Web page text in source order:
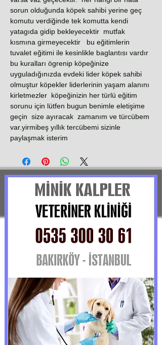
sorun olduğunda köpek sahibi yerine geç
komutu verdiğinde tek komutta kendi
yatagıda gidip bekleyecektir mutfak
kısmına girmeyecektir bu eğitimlerin
tuvalet eğitimi ile kesinlikle baglantısı vardır
bu kuralları ögrenip köpeğinize
uyguladığınızda evdeki lider köpek sahibi
olmuştur köpekler liderlerinin yaşam alanını
kirletmezler köpeğinizin her türlü eğitim
sorunu için lütfen bugun benimle eletişime
geçin size ayıracak zamanım ve türcübem
var.yirmibeş yıllık tercübemi sizinle
paylaşmak isterim